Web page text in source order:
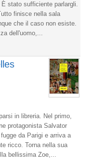
stato sufficiente parlargli.
finisce nella sala
che il caso non esiste.
dell'uomo,...
in libreria. Nel primo,
protagonista Salvator
da Parigi e arriva a
ricco. Torna nella sua
bellissima Zoe,...